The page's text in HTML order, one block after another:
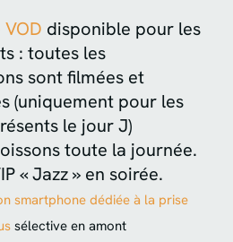
disponible pour les
: toutes les
sont filmées et
(uniquement pour les
le jour J)
toute la journée.
« Jazz » en soirée.
smartphone dédiée à la prise
sélective en amont